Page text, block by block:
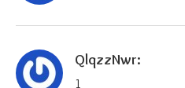
QlqzzNwr:
1